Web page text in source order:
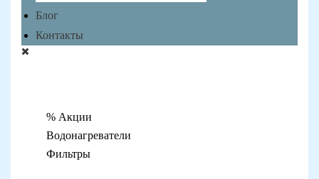
Блог
Контакты
% Акции
Водонагреватели
Фильтры